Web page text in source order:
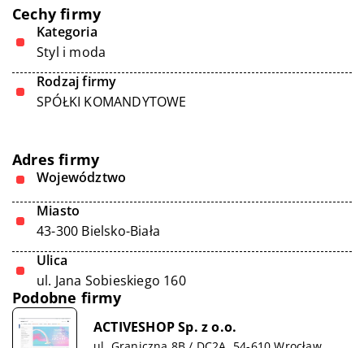
Cechy firmy
Kategoria
Styl i moda
Rodzaj firmy
SPÓŁKI KOMANDYTOWE
Adres firmy
Województwo
Miasto
43-300 Bielsko-Biała
Ulica
ul. Jana Sobieskiego 160
Podobne firmy
ACTIVESHOP Sp. z o.o.